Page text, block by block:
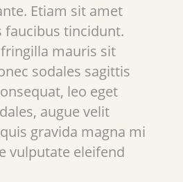
Etiam sit amet
faucibus tincidunt.
mauris sit
sodales sagittis
leo eget
augue velit
gravida magna mi
vulputate eleifend